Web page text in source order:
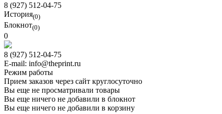
8 (927) 512-04-75
История(0)
Блокнот(0)
0
8 (927) 512-04-75
E-mail: info@theprint.ru
Режим работы
Прием заказов через сайт круглосуточно
Вы еще не просматривали товары
Вы еще ничего не добавили в блокнот
Вы еще ничего не добавили в корзину